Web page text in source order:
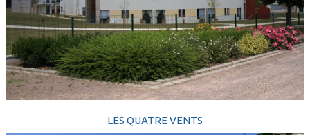
LES QUATRE VENTS